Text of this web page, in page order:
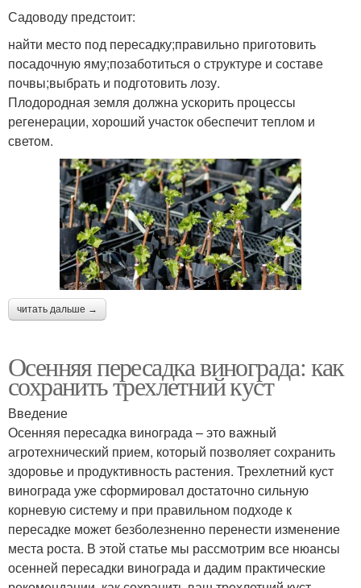
Садоводу предстоит:
найти место под пересадку;правильно приготовить
посадочную яму;позаботиться о структуре и составе
почвы;выбрать и подготовить лозу.
Плодородная земля должна ускорить процессы
регенерации, хороший участок обеспечит теплом и
светом.
читать дальше →
Осенняя пересадка винограда: как
сохранить трехлетний куст
Введение
Осенняя пересадка винограда – это важный
агротехнический прием, который позволяет сохранить
здоровье и продуктивность растения. Трехлетний куст
винограда уже сформировал достаточно сильную
корневую систему и при правильном подходе к
пересадке может безболезненно перенести изменение
места роста. В этой статье мы рассмотрим все нюансы
осенней пересадки винограда и дадим практические